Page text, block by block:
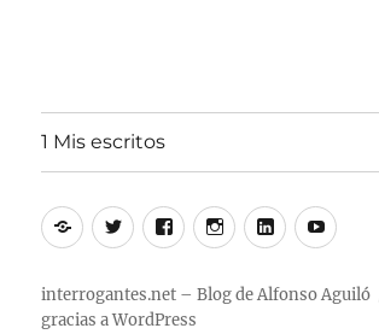
1 Mis escritos
Alfonso
Aguiló
TwitterFacebookInstagram
Linkedin
interrogantes.net – Blog de Alfonso Aguiló
gracias a WordPress